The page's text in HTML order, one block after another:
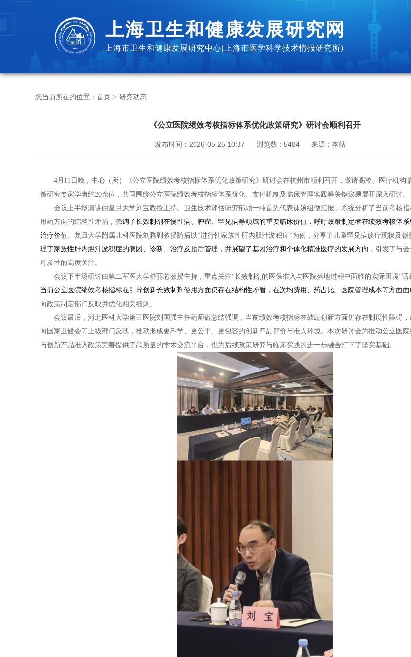
上海卫生和健康发展研究网
上海市卫生和健康发展研究中心(上海市医学科学技术情报研究所)
您当前所在的位置： 首页 > 研究动态
《公立医院绩效考核指标体系优化政策研究》研讨会顺利召开
发布时间： 2026-05-25 10:37 浏览数： 5484 来源： 本站
4月11日晚，中心（所）《公立医院绩效考核指标体系优化政策研究》研讨会在杭州市顺利召开，邀请高校、医疗机构
策研究专家学者约20余位，共同围绕公立医院绩效考核指标体系优化、支付机制及临床管理实践等关键议题展开深入研讨。
会议上半场演讲由复旦大学刘宝教授主持。卫生技术评估研究部顾一纯首先代表课题组做汇报，系统分析了当前考核
用药方面的结构性矛盾， 强调了长效制剂在慢性病、肿瘤、罕见病等领域的重要临床价值，呼吁政策制定者在绩效考核体
治疗价值。复旦大学附属儿科医院刘腾副教授随后以“进行性家族性肝内胆汁淤积症”为例，分享了儿童罕见病诊疗现状及创
理了家族性肝内胆汁淤积症的病因、诊断、治疗及预后管理，并展望了基因治疗和个体化精准医疗的发展方向， 引发了与
可及性的高度关注。
会议下半场研讨由第二军医大学舒丽芯教授主持，重点关注“长效制剂的医保准入与医院落地过程中面临的实际困境”话
当前公立医院绩效考核指标在引导创新长效制剂使用方面仍存在结构性矛盾，在次均费用、药占比、医院管理成本等方面面
向政策制定部门反映并优化相关细则。
会议最后，河北医科大学第三医院刘国强主任药师做总结强调，当前绩效考核指标在鼓励创新方面仍存在制度性障碍
向国家卫健委等上级部门反映，推动形成更科学、更公平、更包容的创新产品评价与准入环境。本次研讨会为推动公立医
与创新产品准入政策完善提供了高质量的学术交流平台，也为后续政策研究与临床实践的进一步融合打下了坚实基础。